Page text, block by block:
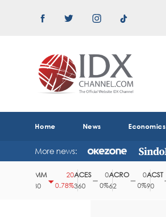
Home News Economics
More news:
ABMM
0.78%
ACES
360
ACRO
62
ACST
90